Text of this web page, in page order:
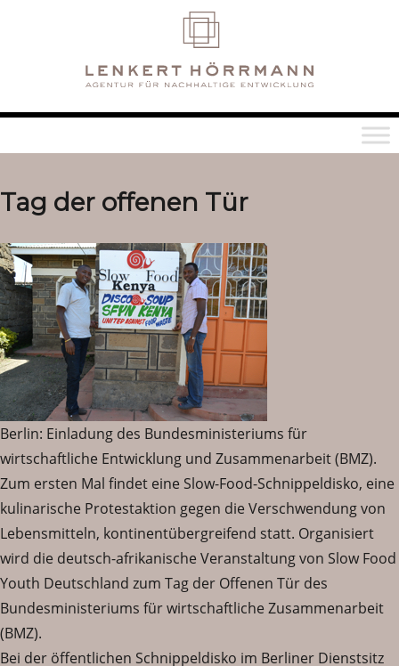
Tag der offenen Tür
Berlin: Einladung des Bundesministeriums für
wirtschaftliche Entwicklung und Zusammenarbeit (BMZ).
Zum ersten Mal findet eine Slow-Food-Schnippeldisko, eine
kulinarische Protestaktion gegen die Verschwendung von
Lebensmitteln, kontinentübergreifend statt. Organisiert
wird die deutsch-afrikanische Veranstaltung von Slow Food
Youth Deutschland zum Tag der Offenen Tür des
Bundesministeriums für wirtschaftliche Zusammenarbeit
(BMZ).
Bei der öffentlichen Schnippeldisko im Berliner Dienstsitz